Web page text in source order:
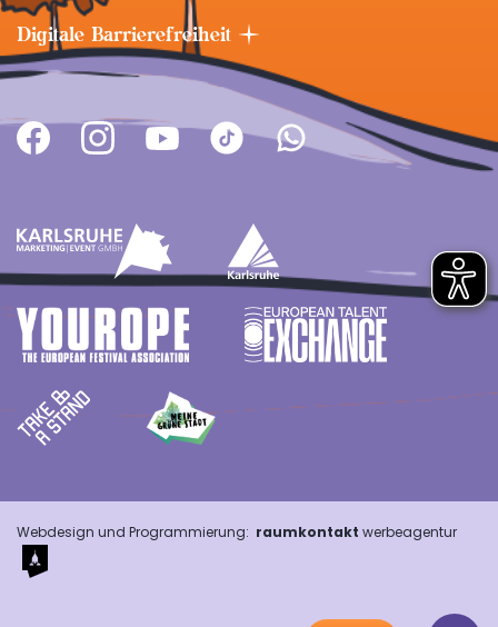
Digitale Barrierefreiheit
Webdesign und Programmierung: raumkontakt werbeagentur